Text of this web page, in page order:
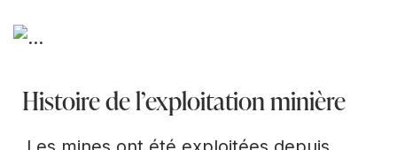
Histoire de l’exploitation minière